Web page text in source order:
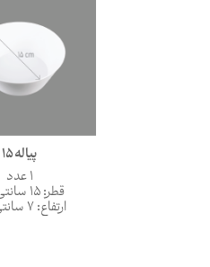
پیاله 15
1 عدد
قطر: 15 سانتی متر
ارتفاع: 7 سانتی متر